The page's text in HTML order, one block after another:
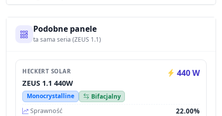
Podobne panele
ta sama seria (ZEUS 1.1)
HECKERT SOLAR 440 W
ZEUS 1.1 440W
Monocrystalline
Bifacjalny
Sprawność
22.00%